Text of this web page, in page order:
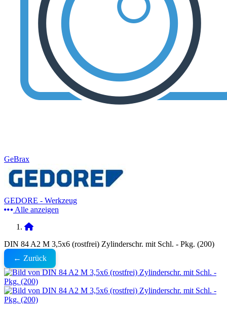
GeBrax
GEDORE - Werkzeug
Alle anzeigen
DIN 84 A2 M 3,5x6 (rostfrei) Zylinderschr. mit Schl. - Pkg. (200)
← Zurück